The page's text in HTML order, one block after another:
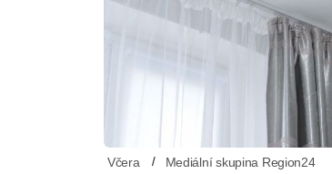
Včera Mediální skupina Region24